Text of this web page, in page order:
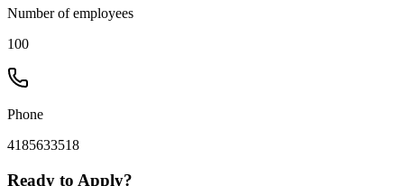
Number of employees
100
Phone
4185633518
Ready to Apply?